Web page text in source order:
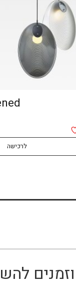
לרכישה